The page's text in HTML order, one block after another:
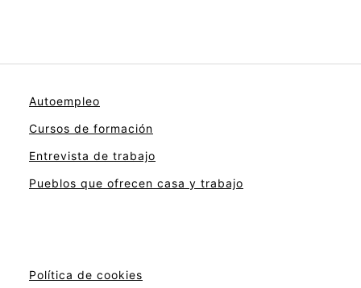
Autoempleo
Cursos de formación
Entrevista de trabajo
Pueblos que ofrecen casa y trabajo
Política de cookies